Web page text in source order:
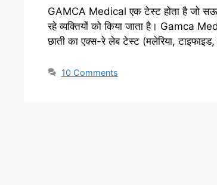
GAMCA Medical एक टेस्ट होता है जो
रहे व्यक्तियों को किया जाता है। Gamca
छाती का एक्स-रे लेब टेस्ट (मलेरिया,
10 Comments